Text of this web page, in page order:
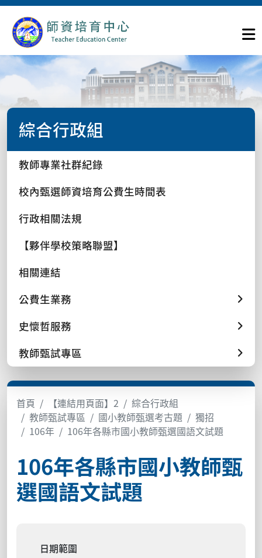
綜合行政組
教師專業社群紀錄
校內甄選師資培育公費生時間表
行政相關法規
【夥伴學校策略聯盟】
相關連結
公費生業務
史懷哲服務
教師甄試專區
首頁 【連結用頁面】2
綜合行政組
教師甄試專區
國小教師甄選考古題
獨招
106年
106年各縣市國小教師甄選國語文試題
106年各縣市國小教師甄
選國語文試題
日期範圍